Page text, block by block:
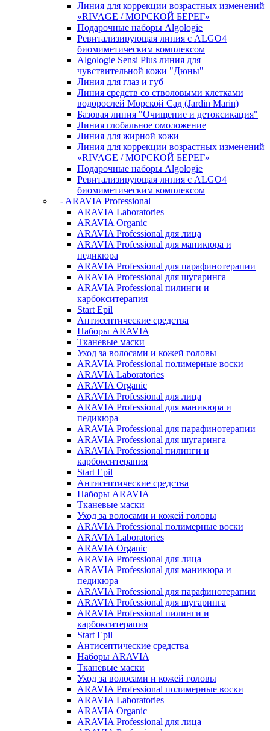
Линия для коррекции возрастных изменений
«RIVAGE / МОРСКОЙ БЕРЕГ»
Подарочные наборы Algologie
Ревитализирующая линия с ALGO4
биомиметическим комплексом
Algologie Sensi Plus линия для
чувcтвительной кожи "Дюны"
Линия для глаз и губ
Линия средств со стволовыми клетками
водорослей Морской Сад (Jardin Marin)
Базовая линия "Очищение и детоксикация"
Линия глобальное омоложение
Линия для жирной кожи
Линия для коррекции возрастных изменений
«RIVAGE / МОРСКОЙ БЕРЕГ»
Подарочные наборы Algologie
Ревитализирующая линия с ALGO4
биомиметическим комплексом
- ARAVIA Professional
ARAVIA Laboratories
ARAVIA Organic
ARAVIA Professional для лица
ARAVIA Professional для маникюра и
педикюра
ARAVIA Professional для парафинотерапии
ARAVIA Professional для шугаринга
ARAVIA Professional пилинги и
карбокситерапия
Start Epil
Антисептические средства
Наборы ARAVIA
Тканевые маски
Уход за волосами и кожей головы
ARAVIA Professional полимерные воски
ARAVIA Laboratories
ARAVIA Organic
ARAVIA Professional для лица
ARAVIA Professional для маникюра и
педикюра
ARAVIA Professional для парафинотерапии
ARAVIA Professional для шугаринга
ARAVIA Professional пилинги и
карбокситерапия
Start Epil
Антисептические средства
Наборы ARAVIA
Тканевые маски
Уход за волосами и кожей головы
ARAVIA Professional полимерные воски
ARAVIA Laboratories
ARAVIA Organic
ARAVIA Professional для лица
ARAVIA Professional для маникюра и
педикюра
ARAVIA Professional для парафинотерапии
ARAVIA Professional для шугаринга
ARAVIA Professional пилинги и
карбокситерапия
Start Epil
Антисептические средства
Наборы ARAVIA
Тканевые маски
Уход за волосами и кожей головы
ARAVIA Professional полимерные воски
ARAVIA Laboratories
ARAVIA Organic
ARAVIA Professional для лица